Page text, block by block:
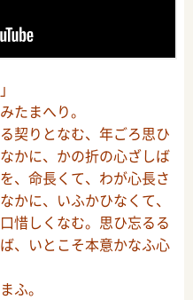
たまへり。
契りとなむ、年ごろ思ひ
かに、かの折の心ざしば
、命長くて、わが心長さ
かに、いふかひなくて、
惜しくなむ。思ひ忘るる
、いとこそ本意かなふ心
ふ。